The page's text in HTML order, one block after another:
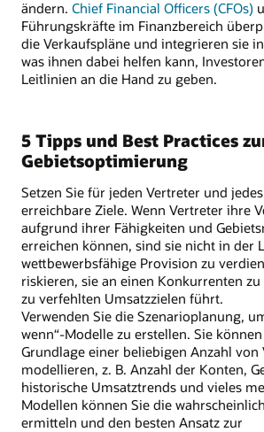
ändern. Chief Financial Officers (CFOs)
Führungskräfte im Finanzbereich
die Verkaufspläne und integrieren sie
was ihnen dabei helfen kann,
Leitlinien an die Hand zu geben.
5 Tipps und Best Practices
Gebietsoptimierung
Setzen Sie für jeden Vertreter und
erreichbare Ziele. Wenn Vertreter ihre
aufgrund ihrer Fähigkeiten und
erreichen können, sind sie nicht in der
wettbewerbsfähige Provision zu
riskieren, sie an einen Konkurrenten
zu verfehlten Umsatzzielen führt.
Verwenden Sie die Szenarioplanung,
wenn“-Modelle zu erstellen. Sie
Grundlage einer beliebigen Anzahl von
modellieren, z. B. Anzahl der Konten,
historische Umsatztrends und vieles
Modellen können Sie die
ermitteln und den besten Ansatz zur